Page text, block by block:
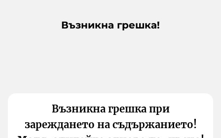
Възникна грешка!
Възникна грешка при
зареждането на съдържанието!